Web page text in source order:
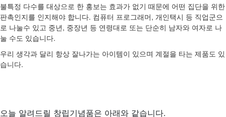
불특정 다수를 대상으로 한 홍보는 효과가 없기 때문에 어떤 집단을 위한
판촉인지를 인지해야 합니다. 컴퓨터 프로그래머, 개인택시 등 직업군으
로 나눌수 있고 중년, 중장년 등 연령대로 또는 단순히 남자와 여자로 나
눌 수도 있습니다.
우리 생각과 달리 항상 잘나가는 아이템이 있으며 계절을 타는 제품도 있
습니다.
오늘 알려드릴 창립기념품은 아래와 같습니다.